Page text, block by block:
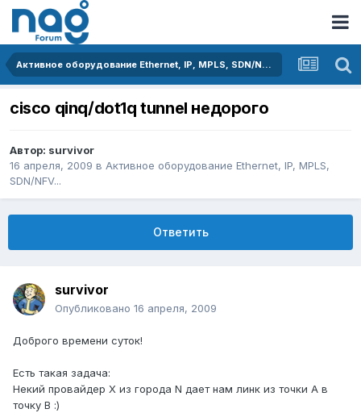
Активное оборудование Ethernet, IP, MPLS, SDN/NFV...
cisco qinq/dot1q tunnel недорого
Автор: survivor
16 апреля, 2009 в Активное оборудование Ethernet, IP, MPLS,
SDN/NFV...
Ответить
survivor
Опубликовано 16 апреля, 2009
Доброго времени суток!
Есть такая задача:
Некий провайдер X из города N дает нам линк из точки A в
точку B :)